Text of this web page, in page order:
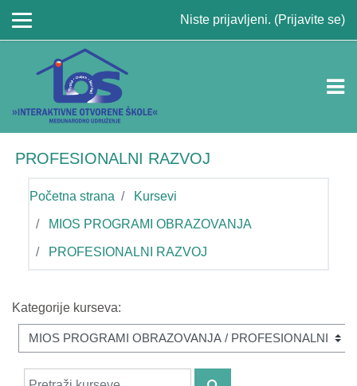
Niste prijavljeni. (Prijavite se)
PROFESIONALNI RAZVOJ
Početna strana Kursevi
MIOS PROGRAMI OBRAZOVANJA
PROFESIONALNI RAZVOJ
Kategorije kurseva:
Pretraži kurseve